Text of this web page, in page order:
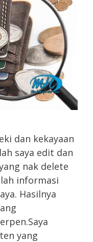
dan kekayaan
saya edit dan
nak delete
informasi
Hasilnya
yang